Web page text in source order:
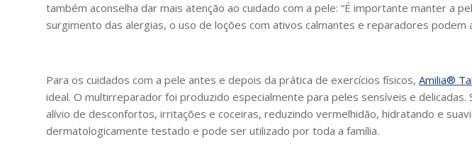
também aconselha dar mais atenção ao cuidado com a pele: “É importante manter a
surgimento das alergias, o uso de loções com ativos calmantes e reparadores podem
Para os cuidados com a pele antes e depois da prática de exercícios físicos, Amilia®
ideal. O multirreparador foi produzido especialmente para peles sensíveis e delicadas.
alívio de desconfortos, irritações e coceiras, reduzindo vermelhidão, hidratando e
dermatologicamente testado e pode ser utilizado por toda a família.